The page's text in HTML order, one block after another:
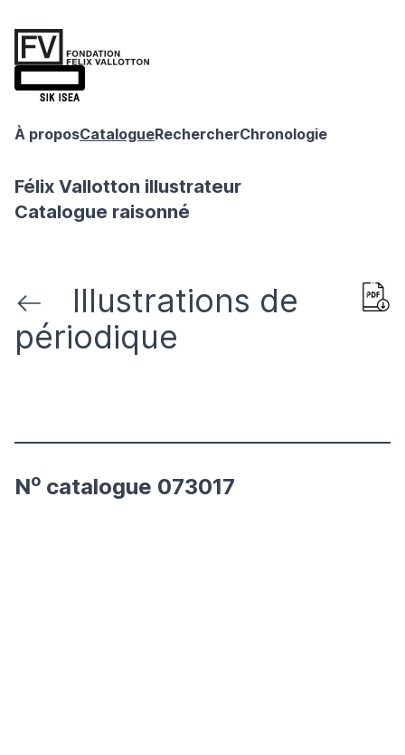
À proposCatalogueRechercherChronologie
Félix Vallotton illustrateur
Catalogue raisonné
Illustrations de
périodique
No catalogue 073017